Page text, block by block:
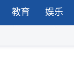
教育 娱乐